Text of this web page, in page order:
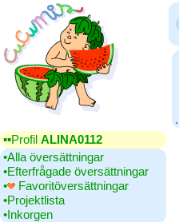
.
▪▪‎Profil ALINA0112
•‎Alla översättningar
•‎Efterfrågade översättningar
•‎
Favoritöversättningar
•‎Projektlista
•‎Inkorgen